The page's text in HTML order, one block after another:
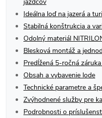
jazdcov
Ideálna loď na jazerá a
Stabilná konštrukcia a
Odolný materiál
Blesková montáž a
Predĺžená 5-ročná
Obsah a vybavenie lode
Technické parametre a
Zvýhodnené služby pre
Podrobnosti o